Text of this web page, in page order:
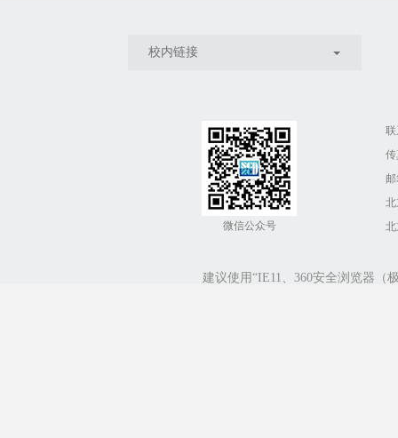
校内链接
微信公众号
联
传
邮
建议使用“IE11、360安全浏览器（